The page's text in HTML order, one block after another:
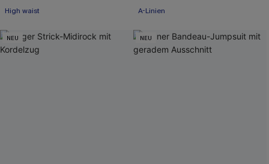
High waist A-Linien
NEU NEU